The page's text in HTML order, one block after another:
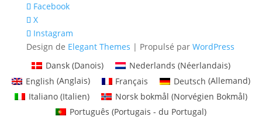
Facebook
X
Instagram
Design de Elegant Themes | Propulsé par WordPress
Dansk (Danois) Nederlands (Néerlandais)
English (Anglais) Français Deutsch (Allemand)
Italiano (Italien) Norsk bokmål (Norvégien Bokmål)
Português (Portugais - du Portugal)